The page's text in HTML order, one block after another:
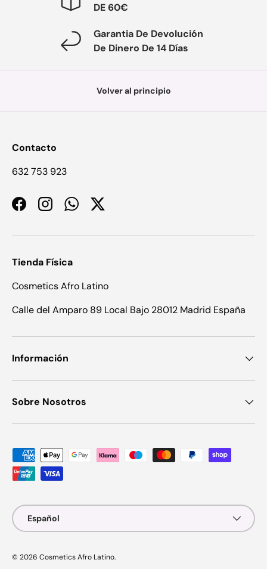
DE 60€
Garantia De Devolución
De Dinero De 14 Días
Volver al principio
Contacto
632 753 923
FacebookInstagramWhatsApp
Twitter
Tienda Física
Cosmetics Afro Latino
Calle del Amparo 89 Local Bajo 28012 Madrid España
Información
Sobre Nosotros
Formas de pago aceptadas
Idioma
Español
© 2026 Cosmetics Afro Latino.